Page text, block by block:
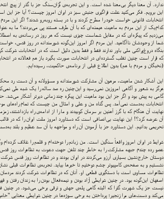
ندارد. آن معنا دیگر بی‌معنا شده است. و این تجربه‌ی گران‌سنگ جز با گذر از پیچ
این برویم. فکر می‌کنید علت فراگیری جنبش سبز در ایران امروز چیست؟ آیا جز
کدام‌یک از این مردم به ماهیت هیمنه‌ای که با آن طرف هستند پی می‌بردند؟ ما به
می‌زدیم که پیکره‌ای که در مقابل شماست چیزی نیست که هر روز در رسانه‌ی به
شما از وجودشان ناآگاهید. این مردم اگر امروز این‌گونه شورمندانه در روز قدس،
بنگاه دروغ‌پراکنی ملی باور ندارند فقط و فقط بدین دلیل است که در انتخابات
که قرار است چنین تقلب گسترده‌ای در انتخابات صورت بگیرد باز هم فعالانه در
(نخبگان و مردم با هم) بدون اطلاع قبلی از برنامه‌ی حاکمیت، رسیده‌ایم.
این آشکار شدن ماهیت، مرهون آن مشارکت شورمندانه و مسؤولانه و آن دست رد
هرگز به شعور و آگاهی امروزین نمی‌رسید و این‌چنین ره صد ساله را یک شبه طی
گامی به پیش بود و اگر جز این بود ماهیت این پیکره چند زمانی دیرتر آشکار می‌شد.
انتخابات به‌دست نمی‌آمد. پس گناه من و علی و امثال من چیست که تمام راه‌های
نهایت آن هنگام که با گرز آهنین بر سرمان کوبیدند و ما را از ادامه‌ی راه بازداشتند،
آن عرضه کرد؟! این نهایت بی‌انصافی است که دستاورد امروز ملت ایران را که در
تحریمی بدانیم. این دستاورد جز با آزمودن آن راه و مواجهه با آن سد عظیم و بلند
شرایط در ایران امروز واقعاً سنگین است. من زبانم را دوخته‌ام و قلمم را غلاف
عضو رده چندم جبهه مشارکت را به خاطر چند تلفن جهت دعوت به تظاهرات روز
دوستان خارج‌نشین بسیاری آرزو می‌کردند در ایران بودند و در تظاهرات روز قدس
نشستیم و به صفحه‌ی کامپیوتر چشم دوختیم تا خبرها بیاید. تجربه‌ی تظاهرات
تظاهرات مساوی است با دستگیری قطعی او. آنان که در تظاهرات شرکت کردند
اصفهان این‌گونه بود. در چنین شرایطی آزاد بودن و نیمه‌فعال بودن را به زندان
نیست جز یک شهرت گذرا که البته گاهی پله‌ی جهش و ترقی برخی می‌شود. در چنین
می‌کند و دست‌های مرا زنجیر؛ پرداختن به برخی سوژه‌ها در چنین شرایطی معنایی